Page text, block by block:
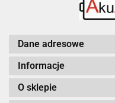
Dane adresowe
Informacje
O sklepie